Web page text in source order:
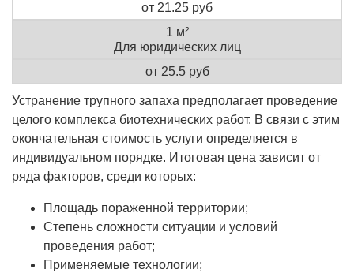
от 21.25 руб
1 м²
Для юридических лиц
от 25.5 руб
Устранение трупного запаха предполагает проведение
целого комплекса биотехнических работ. В связи с этим
окончательная стоимость услуги определяется в
индивидуальном порядке. Итоговая цена зависит от
ряда факторов, среди которых:
Площадь пораженной территории;
Степень сложности ситуации и условий
проведения работ;
Применяемые технологии;